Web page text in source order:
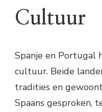
Cultuur
Spanje en Portugal
cultuur. Beide
tradities en
Spaans gesproken,